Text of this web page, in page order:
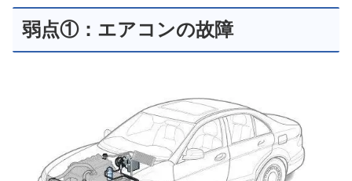
弱点①：エアコンの故障